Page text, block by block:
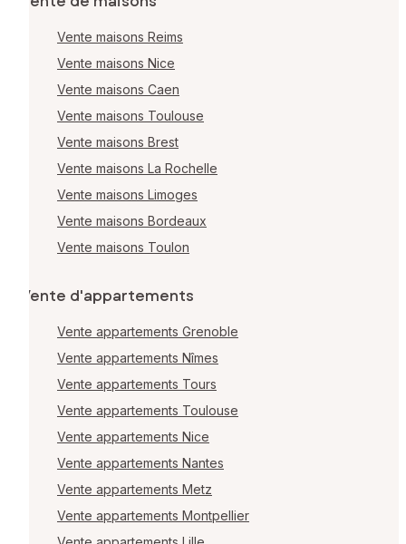
Vente maisons Reims
Vente maisons Nice
Vente maisons Caen
Vente maisons Toulouse
Vente maisons Brest
Vente maisons La Rochelle
Vente maisons Limoges
Vente maisons Bordeaux
Vente maisons Toulon
Vente d'appartements
Vente appartements Grenoble
Vente appartements Nîmes
Vente appartements Tours
Vente appartements Toulouse
Vente appartements Nice
Vente appartements Nantes
Vente appartements Metz
Vente appartements Montpellier